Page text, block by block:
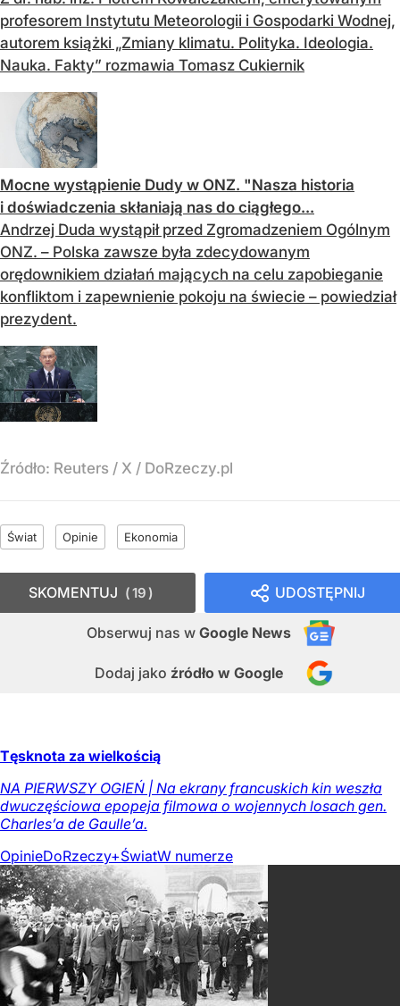
profesorem Instytutu Meteorologii i Gospodarki Wodnej,
autorem książki „Zmiany klimatu. Polityka. Ideologia.
Nauka. Fakty” rozmawia Tomasz Cukiernik
Mocne wystąpienie Dudy w ONZ. "Nasza historia
i doświadczenia skłaniają nas do ciągłego...
Andrzej Duda wystąpił przed Zgromadzeniem Ogólnym
ONZ. – Polska zawsze była zdecydowanym
orędownikiem działań mających na celu zapobieganie
konfliktom i zapewnienie pokoju na świecie – powiedział
prezydent.
Źródło: Reuters / X / DoRzeczy.pl
Świat Opinie Ekonomia
UDOSTĘPNIJ
Obserwuj nas w Google News
Dodaj jako źródło w Google
SKOMENTUJ 19
Tęsknota za wielkością
NA PIERWSZY OGIEŃ | Na ekrany francuskich kin weszła
dwuczęściowa epopeja filmowa o wojennych losach gen.
Charles’a de Gaulle’a.
OpinieDoRzeczy+ŚwiatW numerze